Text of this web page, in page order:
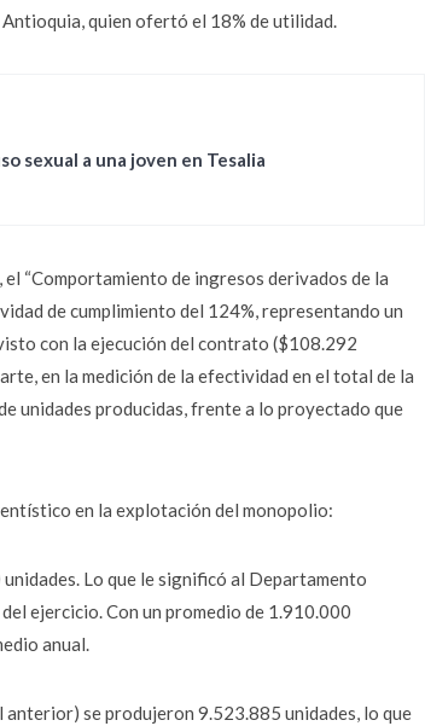
quien ofertó el 18% de utilidad.
sexual a una joven en Tesalia
“Comportamiento de ingresos derivados de la
de cumplimiento del 124%, representando un
con la ejecución del contrato ($108.292
en la medición de la efectividad en el total de la
unidades producidas, frente a lo proyectado que
en la explotación del monopolio:
Lo que le significó al Departamento
ejercicio. Con un promedio de 1.910.000
anual.
se produjeron 9.523.885 unidades, lo que